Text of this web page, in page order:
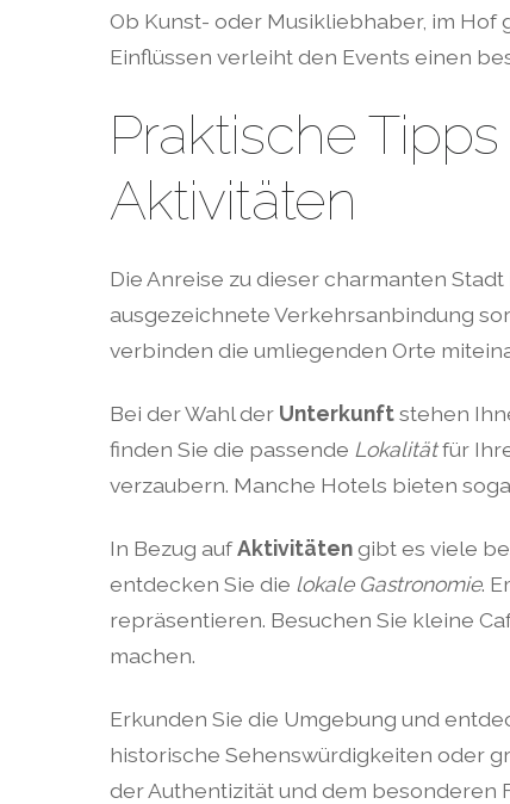
Ob Kunst- oder Musikliebhaber, im
Einflüssen verleiht den Events einen
Praktische
Aktivitäten
Die Anreise zu dieser charmanten
ausgezeichnete Verkehrsanbindung
verbinden die umliegenden Orte
Bei der Wahl der Unterkunftstehen
finden Sie die passende Lokalitätfür
verzaubern. Manche Hotels bieten
In Bezug aufAktivitätengibt es viele
entdecken Sie die lokale Gastronomie.
repräsentieren. Besuchen Sie kleine
machen.
Erkunden Sie die Umgebung und
historische Sehenswürdigkeiten oder
der Authentizität und dem besonderen